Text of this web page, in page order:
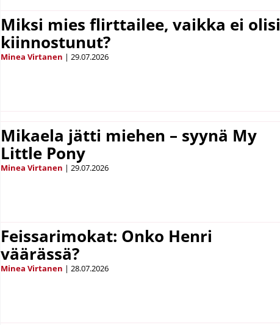
Miksi mies flirttailee, vaikka ei olisi
kiinnostunut?
Minea Virtanen | 29.07.2026
Mikaela jätti miehen – syynä My
Little Pony
Minea Virtanen | 29.07.2026
Feissarimokat: Onko Henri
väärässä?
Minea Virtanen | 28.07.2026